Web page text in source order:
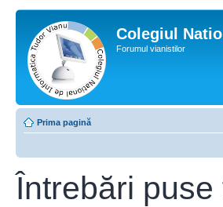
Colegiul
Forumul vianistilor
Prima pagină
Întrebări